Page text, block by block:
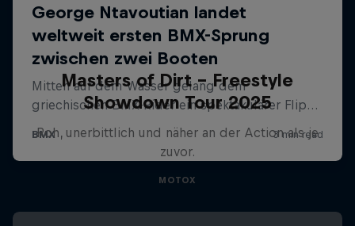
Masters of Dirt – Freestyle
Showdown Tour 2025
Roh, unerbittlich und näher an der Action als je
zuvor.
MOTOX